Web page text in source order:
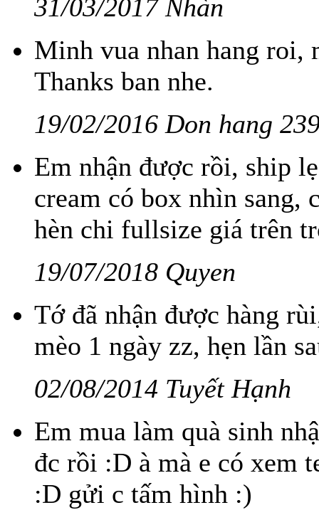
31/03/2017 Nhàn
Minh vua nhan hang roi,
Thanks ban nhe.
19/02/2016 Don hang
Em nhận được rồi, ship
cream có box nhìn sang,
hèn chi fullsize giá trên
19/07/2018 Quyen
Tớ đã nhận được hàng
mèo 1 ngày zz, hẹn lần
02/08/2014 Tuyết Hạnh
Em mua làm quà sinh
đc rồi :D à mà e có xem
:D gửi c tấm hình :)